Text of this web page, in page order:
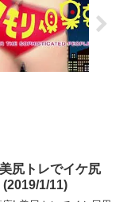
尻トレでイケ尻
1/11)